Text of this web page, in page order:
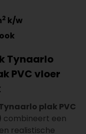
2 k/w
Tynaarlo
PVC vloer
plak PVC
combineert een
realistische